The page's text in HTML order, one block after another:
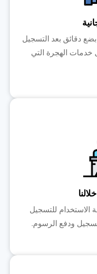
دقائق بعد التسجيل
خدمات الهجرة التي
للتسجيل
ودفع الرسوم.